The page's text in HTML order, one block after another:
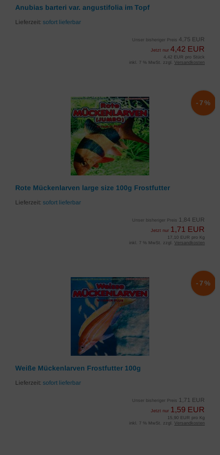
Anubias barteri var. angustifolia im Topf
Lieferzeit: sofort lieferbar
Unser bisheriger Preis 4,75 EUR
Jetzt nur 4,42 EUR
4,42 EUR pro Stück
inkl. 7 % MwSt. zzgl. Versandkosten
Rote Mückenlarven large size 100g Frostfutter
Lieferzeit: sofort lieferbar
Unser bisheriger Preis 1,84 EUR
Jetzt nur 1,71 EUR
-7%
17,10 EUR pro Kg
inkl. 7 % MwSt. zzgl. Versandkosten
Weiße Mückenlarven Frostfutter 100g
Lieferzeit: sofort lieferbar
Unser bisheriger Preis 1,71 EUR
Jetzt nur 1,59 EUR
-7%
15,90 EUR pro Kg
inkl. 7 % MwSt. zzgl. Versandkosten